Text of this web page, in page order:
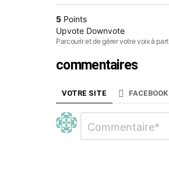
e
n
a
i
a
t
o
5 Points
Upvote Downvote
Parcourir et de gérer votre voix à
commentaires
VOTRE SITE FACEBOOK
Laisser
un